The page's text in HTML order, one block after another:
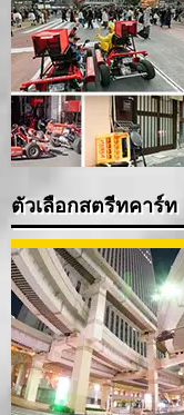
ตัวเลือกสตรีทคาร์ท